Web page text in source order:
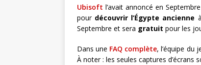
Ubisoft l’avait annoncé en
pour découvrir l’Égypte ancienne
Septembre et sera gratuit pour les
Dans une FAQ complète, l’équipe du
À noter : les seules captures